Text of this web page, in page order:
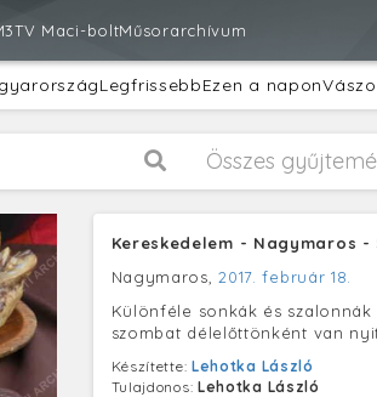
TV Maci-boltMűsorarchívum
LegfrissebbEzen a napon
Összes
Kereskedelem - Nagymaros
Nagymaros,2017. február 18.
Különféle sonkák és
szombat délelőttönként van
Készítette: Lehotka László
Tulajdonos: Lehotka László